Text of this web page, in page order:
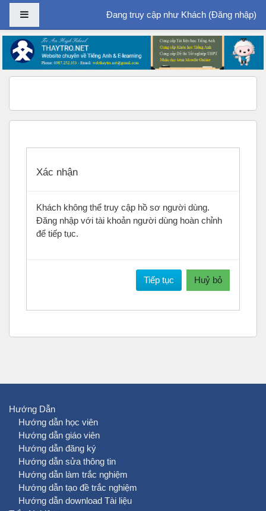
Chuyển tới nội dung chính
Bảng điều khiển cạnhĐang truy cập như Khách (Đăng nhập)
Xác nhận
Khách không thể truy cập hồ sơ người dùng.
Đăng nhập với tài khoản người dùng hoàn chỉnh
để tiếp tục.
Tiếp tục Huỷ bỏ
Hướng Dẫn
Hướng dẫn học viên
Hướng dẫn giáo viên
Hướng dẫn đăng ký
Hướng dẫn sửa thông tin
Hướng dẫn làm trắc nghiệm
Hướng dẫn tạo đề trắc nghiệm
Hướng dẫn download Tài liệu